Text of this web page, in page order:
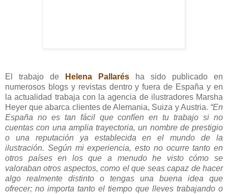
El trabajo de Helena Pallarés ha sido publicado en
numerosos blogs y revistas dentro y fuera de España y en
la actualidad trabaja con la agencia de ilustradores Marsha
Heyer que abarca clientes de Alemania, Suiza y Austria. “En
España no es tan fácil que confíen en tu trabajo si no
cuentas con una amplia trayectoria, un nombre de prestigio
o una reputación ya establecida en el mundo de la
ilustración. Según mi experiencia, esto no ocurre tanto en
otros países en los que a menudo he visto cómo se
valoraban otros aspectos, como el que seas capaz de hacer
algo realmente distinto o tengas una buena idea que
ofrecer; no importa tanto el tiempo que lleves trabajando o